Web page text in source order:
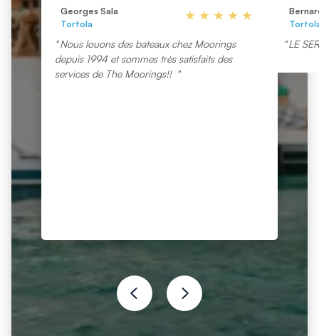
Georges Sala
Tortola
Nous louons des bateaux chez Moorings
depuis 1994 et sommes très satisfaits des
services de The Moorings!!
LE